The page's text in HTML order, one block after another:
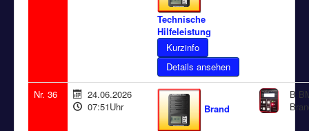
Technische
Hilfeleistung
Details ansehen
Nr. 36
24.06.2026
07:51Uhr
Brand
B